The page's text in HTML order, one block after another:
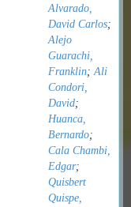
Alvarado,
David Carlos;
Alejo
Guarachi,
Franklin;Ali
Condori,
David;
Huanca,
Bernardo;
Cala Chambi,
Edgar;
Quisbert
Quispe,